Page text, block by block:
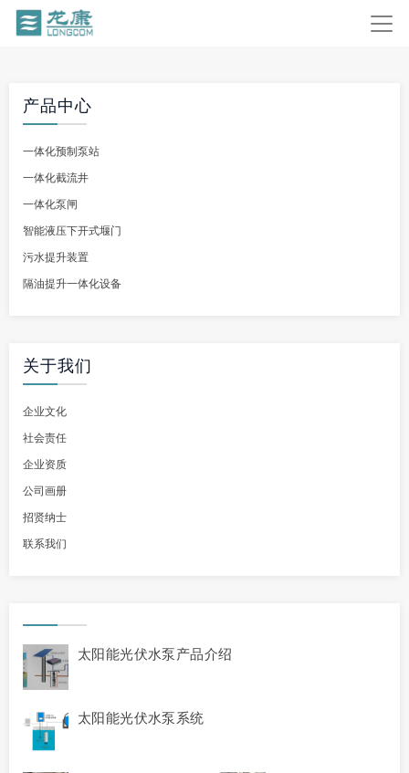
产品中心
一体化预制泵站
一体化截流井
一体化泵闸
智能液压下开式堰门
污水提升装置
隔油提升一体化设备
关于我们
企业文化
社会责任
企业资质
公司画册
招贤纳士
联系我们
太阳能光伏水泵产品介绍
太阳能光伏水泵系统